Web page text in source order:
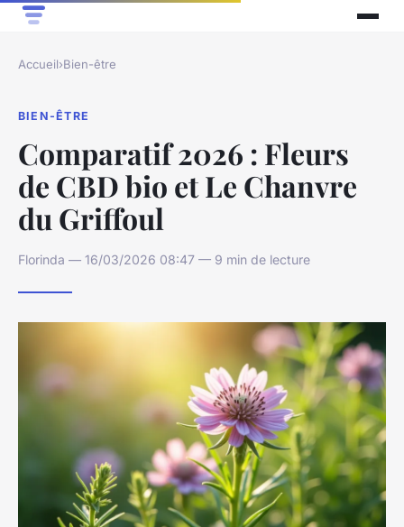
Accueil›Bien-être
BIEN-ÊTRE
Comparatif 2026 : Fleurs
de CBD bio et Le Chanvre
du Griffoul
Florinda — 16/03/2026 08:47 — 9 min de lecture